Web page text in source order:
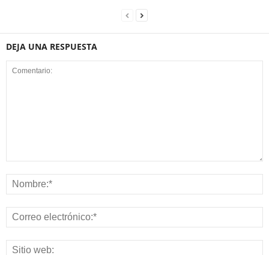
DEJA UNA RESPUESTA